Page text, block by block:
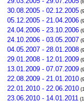
30.08.2005 - 02.12.2005
05.12.2005 - 21.04.2006
24.04.2006 - 23.10.2006
24.10.2006 - 03.05.2007
04.05.2007 - 28.01.2008
29.01.2008 - 12.01.2009
13.01.2009 - 07.07.2009
22.08.2009 - 21.01.2010
22.01.2010 - 22.06.2010
23.06.2010 - 14.01.2011